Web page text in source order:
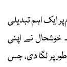
ایک اہم تبدیلی
خوشحال نے اپنی
پر لگا دی، جس